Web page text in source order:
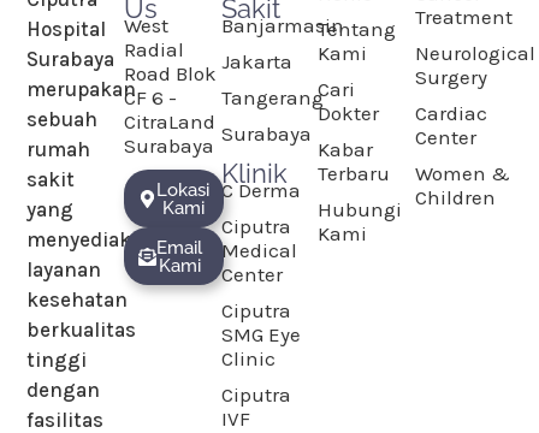
Hospital
Surabaya
merupakan
sebuah
rumah
sakit
yang
menyediakan
layanan
kesehatan
berkualitas
tinggi
dengan
fasilitas
Treatment
Neurological
Surgery
Cardiac
Center
Women &
Children
Tentang
Kami
Cari
Dokter
Kabar
Terbaru
Hubungi
Kami
Sakit
Banjarmasin
Jakarta
Tangerang
Surabaya
Klinik
C Derma
Ciputra
Medical
Center
Ciputra
SMG Eye
Clinic
Ciputra
IVF
Us
West
Radial
Road Blok
CF 6 -
CitraLand
Surabaya
Lokasi
Kami
Email
Kami